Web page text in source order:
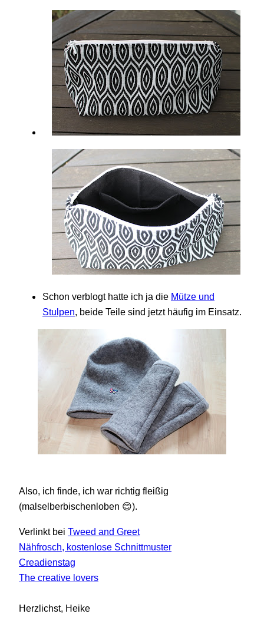
Schon verblogt hatte ich ja die Mütze und
Stulpen, beide Teile sind jetzt häufig im Einsatz.
Also, ich finde, ich war richtig fleißig
(malselberbischenloben 😊).
Verlinkt bei Tweed and Greet
Nähfrosch, kostenlose Schnittmuster
Creadienstag
The creative lovers
Herzlichst, Heike